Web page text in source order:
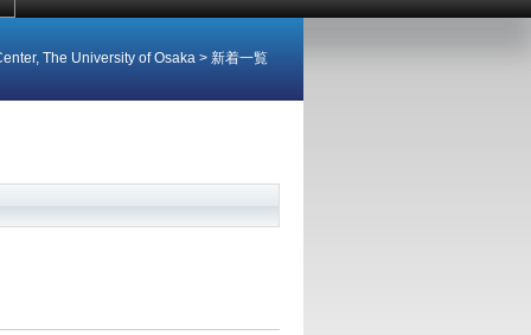
The University of Osaka > 新着一覧